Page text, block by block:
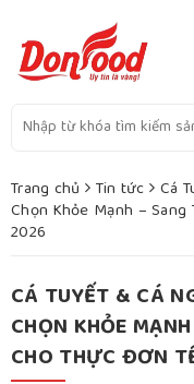
Trang chủ Tin tức Cá
Chọn Khỏe Mạnh –
2026
CÁ TUYẾT & CÁ
CHỌN KHỎE
CHO THỰC ĐƠN